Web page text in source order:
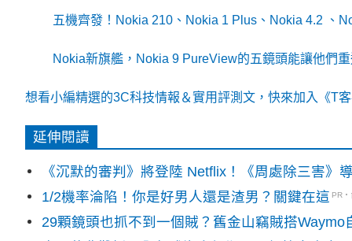
五機齊發！Nokia 210、Nokia 1 Plus、Nokia 4.2 、
Nokia新旗艦，Nokia 9 PureView的五鏡頭能讓他們
想看小編精選的3C科技情報＆實用評測文，快來加入《T
延伸閱讀
《沉默的審判》將登陸 Netflix！《周處除三害》
1/2機率淪陷！你是好男人還是渣男？關鍵在這 PR
29顆鏡頭也抓不到一個賊？舊金山竊賊搭